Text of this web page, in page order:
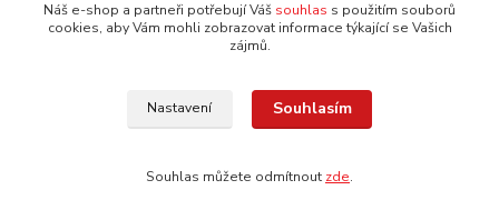
eshopmb@seznam.cz
© Copyright 2024 Martha Black
Náš e-shop a partneři potřebují Váš souhlas s použitím souborů
cookies, aby Vám mohli zobrazovat informace týkající se Vašich
zájmů.
Nastavení Souhlasím
Souhlas můžete odmítnout zde.